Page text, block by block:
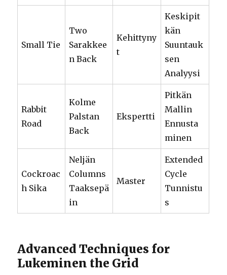
Small Tie
Two
Sarakkee
n Back
Kehittyny
t
Keskipit
kän
Suuntauk
sen
Analyysi
Rabbit
Road
Kolme
Palstan
Back
Ekspertti
Pitkän
Mallin
Ennusta
minen
Cockroac
h Sika
Neljän
Columns
Taaksepä
in
Master
Extended
Cycle
Tunnistu
s
Advanced Techniques for
Lukeminen the Grid